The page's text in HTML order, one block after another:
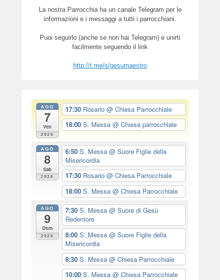
La nostra Parrocchia ha un canale Telegram per le
informazioni e i messaggi a tutti i parrocchiani.
Puoi seguirlo (anche se non hai Telegram) e unirti
facilmente seguendo il link
http://t.me/s/gesumaestro
AGO
7
Ven
2026
17:30 Rosario @ Chiesa Parrocchiale
18:00 S. Messa @ Chiesa parrocchiale
AGO
8
Sab
2026
6:50 S. Messa @ Suore Figlie della
Misericordia
17:30 Rosario @ Chiesa Parrocchiale
18:00 S. Messa @ Chiesa Parrocchiale
AGO
9
Dom
2026
7:30 S. Messa @ Suore di Gesù
Redentore
8:00 S. Messa @ Suore Figlie della
Misericordia
8:30 S. Messa @ Chiesa Parrocchiale
10:00 S. Messa @ Chiesa Parrocchiale